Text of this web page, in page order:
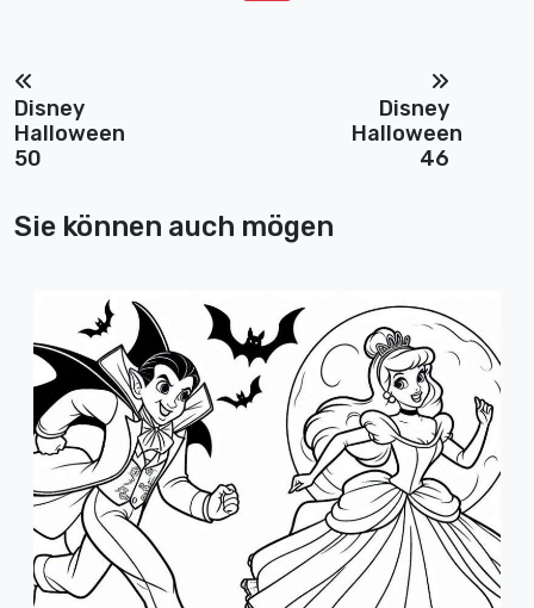
Disney
Halloween
50
Disney
Halloween
46
Sie können auch mögen